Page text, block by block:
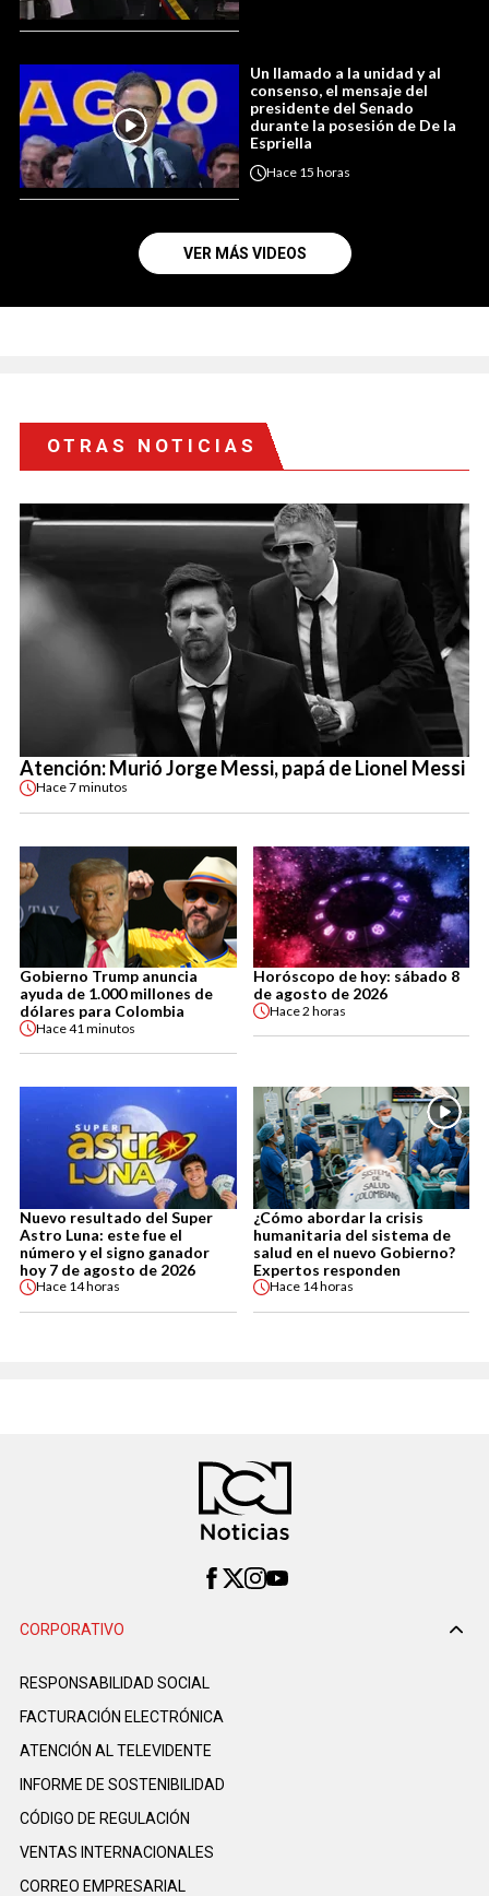
Un llamado a la unidad y al
consenso, el mensaje del
presidente del Senado
durante la posesión de De la
Espriella
Hace 15 horas
VER MÁS VIDEOS
OTRAS NOTICIAS
Atención: Murió Jorge Messi, papá de Lionel Messi
Hace7 minutos
Gobierno Trump anuncia
ayuda de 1.000 millones de
dólares para Colombia
Hace41 minutos
Horóscopo de hoy: sábado 8
de agosto de 2026
Hace2 horas
Nuevo resultado del Super
Astro Luna: este fue el
número y el signo ganador
hoy 7 de agosto de 2026
Hace 14 horas
¿Cómo abordar la crisis
humanitaria del sistema de
salud en el nuevo Gobierno?
Expertos responden
Hace 14 horas
CORPORATIVO
RESPONSABILIDAD SOCIAL
FACTURACIÓN ELECTRÓNICA
ATENCIÓN AL TELEVIDENTE
INFORME DE SOSTENIBILIDAD
CÓDIGO DE REGULACIÓN
VENTAS INTERNACIONALES
CORREO EMPRESARIAL